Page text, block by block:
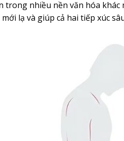
trong nhiều nền văn hóa
mới lạ và giúp cả hai tiếp xúc